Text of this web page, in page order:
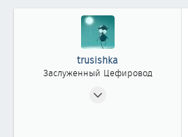
trusishka
Заслуженный Цефировод